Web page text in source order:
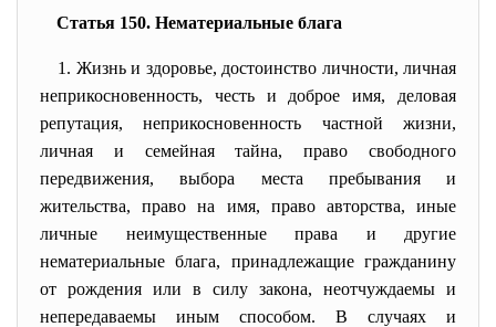
Статья 150. Нематериальные блага
1. Жизнь и здоровье, достоинство личности, личная
неприкосновенность, честь и доброе имя, деловая
репутация, неприкосновенность частной жизни,
личная и семейная тайна, право свободного
передвижения, выбора места пребывания и
жительства, право на имя, право авторства, иные
личные неимущественные права и другие
нематериальные блага, принадлежащие гражданину
от рождения или в силу закона, неотчуждаемы и
непередаваемы иным способом. В случаях и